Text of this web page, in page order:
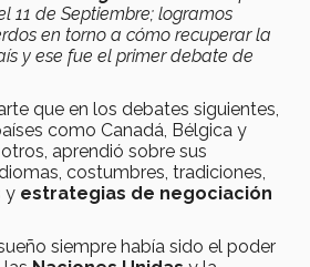
11 de Septiembre; logramos
en torno a cómo recuperar la
y ese fue el primer debate de
que en los debates siguientes,
como Canadá, Bélgica y
aprendió sobre sus
costumbres, tradiciones,
y estrategias de negociación
siempre había sido el poder